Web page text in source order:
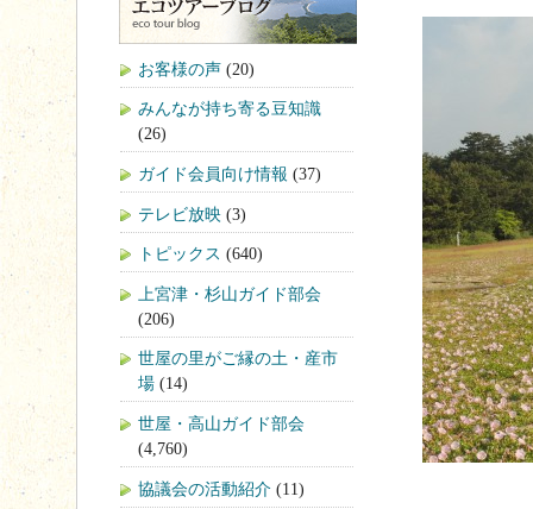
お客様の声 (20)
みんなが持ち寄る豆知識
(26)
ガイド会員向け情報 (37)
テレビ放映 (3)
トピックス (640)
上宮津・杉山ガイド部会
(206)
世屋の里がご縁の土・産市
場 (14)
世屋・高山ガイド部会
(4,760)
協議会の活動紹介 (11)